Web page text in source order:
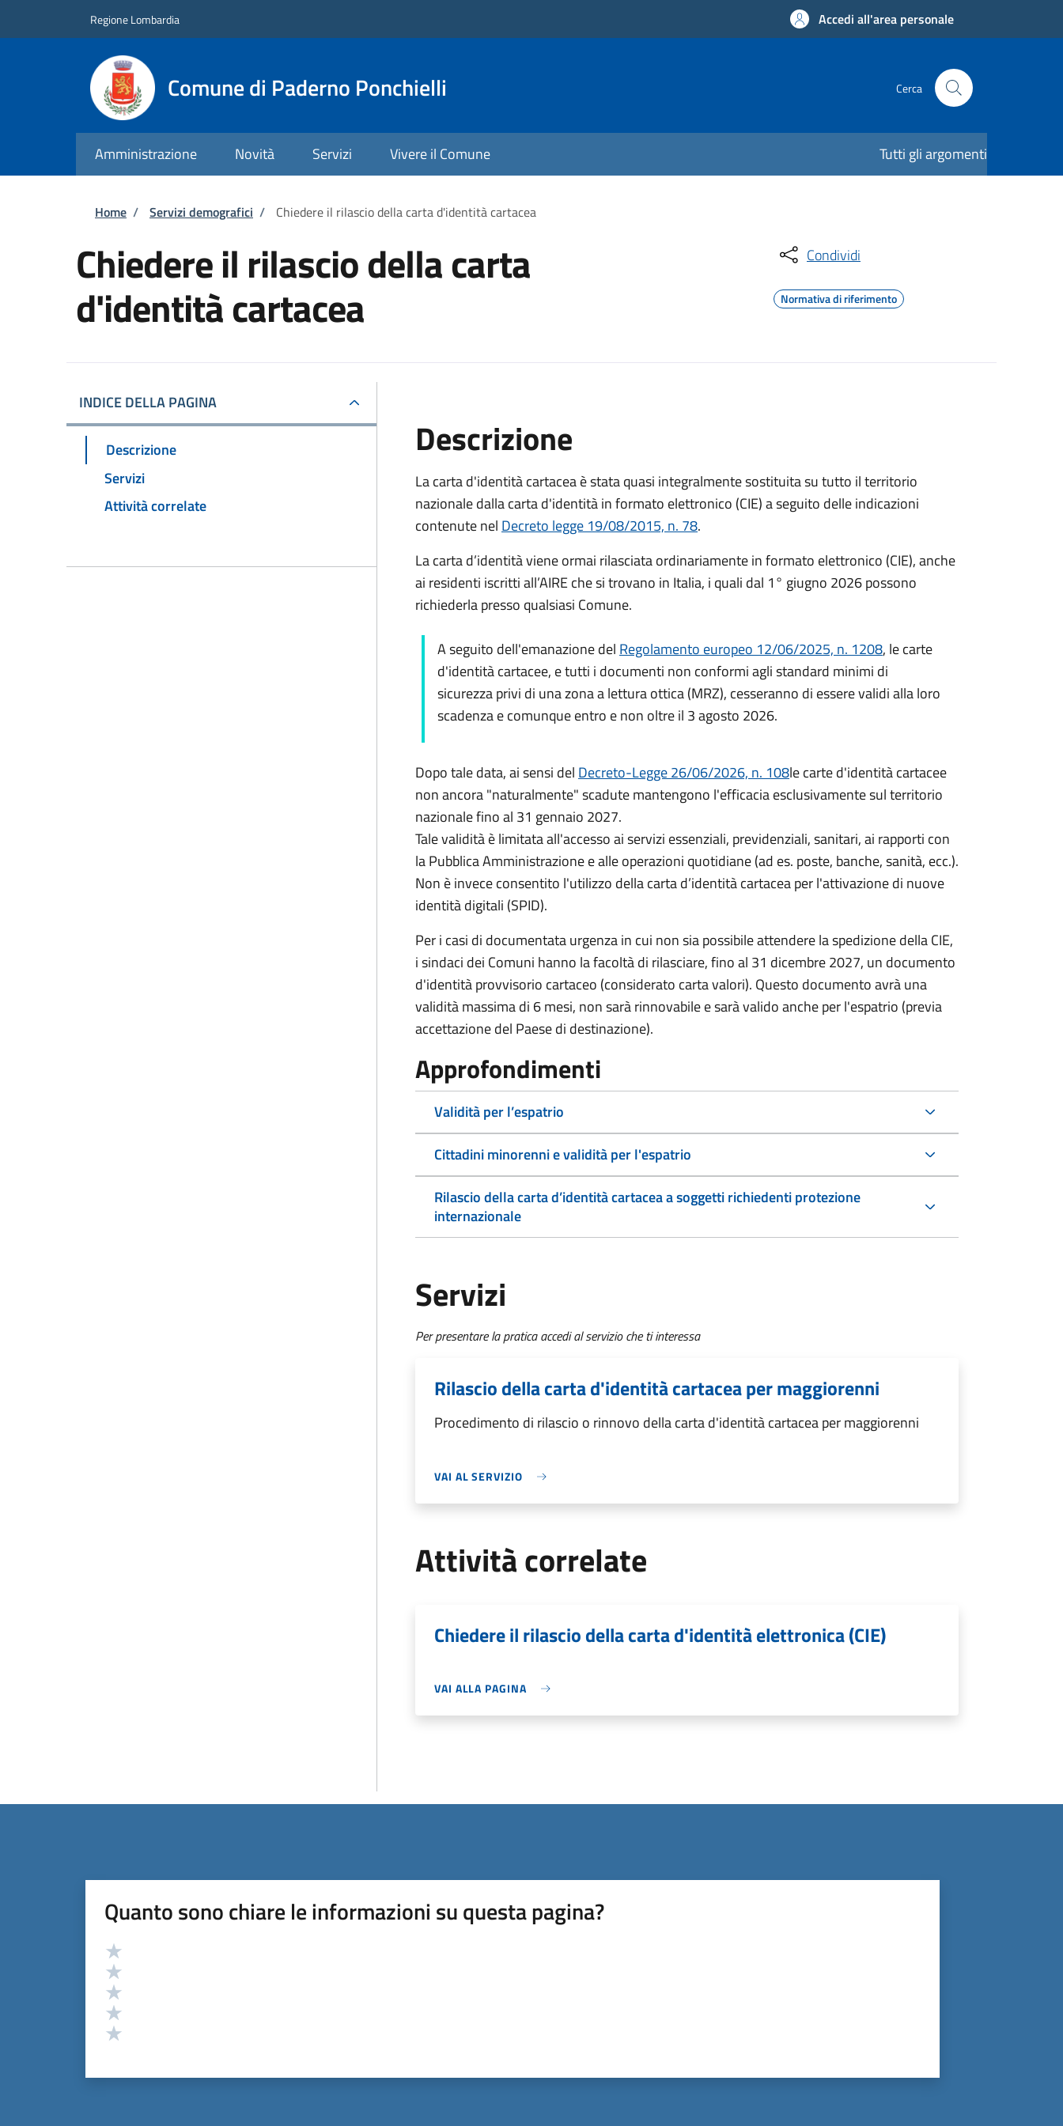
Regione Lombardia Accedi all'area personale
Comune di Paderno Ponchielli Cerca
Amministrazione Novità Servizi Vivere il Comune Tutti gli argomenti
Briciole di pane
Home / Servizi demografici / Chiedere il rilascio della carta d'identità cartacea
Chiedere il rilascio della carta
d'identità cartacea
Condividi
Normativa di riferimento
INDICE DELLA PAGINA
Descrizione
Servizi
Attività correlate
Descrizione
La carta d'identità cartacea è stata quasi integralmente sostituita su tutto il territorio
nazionale dalla carta d'identità in formato elettronico (CIE) a seguito delle indicazioni
contenute nel Decreto legge 19/08/2015, n. 78.
La carta d’identità viene ormai rilasciata ordinariamente in formato elettronico (CIE), anche
ai residenti iscritti all’AIRE che si trovano in Italia, i quali dal 1° giugno 2026 possono
richiederla presso qualsiasi Comune.
A seguito dell'emanazione del Regolamento europeo 12/06/2025, n. 1208, le carte
d'identità cartacee, e tutti i documenti non conformi agli standard minimi di
sicurezza privi di una zona a lettura ottica (MRZ), cesseranno di essere validi alla loro
scadenza e comunque entro e non oltre il 3 agosto 2026.
Dopo tale data, ai sensi del Decreto-Legge 26/06/2026, n. 108le carte d'identità cartacee
non ancora "naturalmente" scadute mantengono l'efficacia esclusivamente sul territorio
nazionale fino al 31 gennaio 2027.
Tale validità è limitata all'accesso ai servizi essenziali, previdenziali, sanitari, ai rapporti con
la Pubblica Amministrazione e alle operazioni quotidiane (ad es. poste, banche, sanità, ecc.).
Non è invece consentito l'utilizzo della carta d’identità cartacea per l'attivazione di nuove
identità digitali (SPID).
Per i casi di documentata urgenza in cui non sia possibile attendere la spedizione della CIE,
i sindaci dei Comuni hanno la facoltà di rilasciare, fino al 31 dicembre 2027, un documento
d'identità provvisorio cartaceo (considerato carta valori). Questo documento avrà una
validità massima di 6 mesi, non sarà rinnovabile e sarà valido anche per l'espatrio (previa
accettazione del Paese di destinazione).
Approfondimenti
Validità per l’espatrio
Cittadini minorenni e validità per l'espatrio
Rilascio della carta d’identità cartacea a soggetti richiedenti protezione
internazionale
Servizi
Per presentare la pratica accedi al servizio che ti interessa
Rilascio della carta d'identità cartacea per maggiorenni
Procedimento di rilascio o rinnovo della carta d'identità cartacea per maggiorenni
VAI AL SERVIZIO
Attività correlate
Chiedere il rilascio della carta d'identità elettronica (CIE)
VAI ALLA PAGINA
Quanto sono chiare le informazioni su questa pagina?
Valutazione